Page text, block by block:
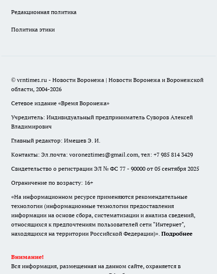
Редакционная политика
Политика этики
© vrntimes.ru - Новости Воронежа | Новости Воронежа и Воронежской
области, 2004-2026
Сетевое издание «Время Воронежа»
Учредитель: Индивидуальный предприниматель Суворов Алексей
Владимирович
Главный редактор: Имешев Э. И.
Контакты: Эл.почта: voroneztimes@gmail.com, тел: +7 985 814 3429
Свидетельство о регистрации ЭЛ № ФС 77 - 90000 от 05 сентября 2025
Ограничение по возрасту: 16+
«На информационном ресурсе применяются рекомендательные
технологии (информационные технологии предоставления
информации на основе сбора, систематизации и анализа сведений,
относящихся к предпочтениям пользователей сети "Интернет",
находящихся на территории Российской Федерации)». Подробнее
Внимание!
Вся информация, размещенная на данном сайте, охраняется в